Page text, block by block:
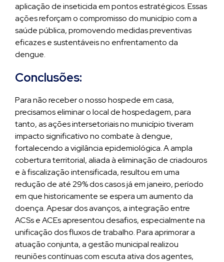
aplicação de inseticida em pontos estratégicos. Essas
ações reforçam o compromisso do município com a
saúde pública, promovendo medidas preventivas
eficazes e sustentáveis no enfrentamento da
dengue.
Conclusões:
Para não receber o nosso hospede em casa,
precisamos eliminar o local de hospedagem, para
tanto, as ações intersetoriais no município tiveram
impacto significativo no combate à dengue,
fortalecendo a vigilância epidemiológica. A ampla
cobertura territorial, aliada à eliminação de criadouros
e à fiscalização intensificada, resultou em uma
redução de até 29% dos casos já em janeiro, período
em que historicamente se espera um aumento da
doença. Apesar dos avanços, a integração entre
ACSs e ACEs apresentou desafios, especialmente na
unificação dos fluxos de trabalho. Para aprimorar a
atuação conjunta, a gestão municipal realizou
reuniões contínuas com escuta ativa dos agentes,